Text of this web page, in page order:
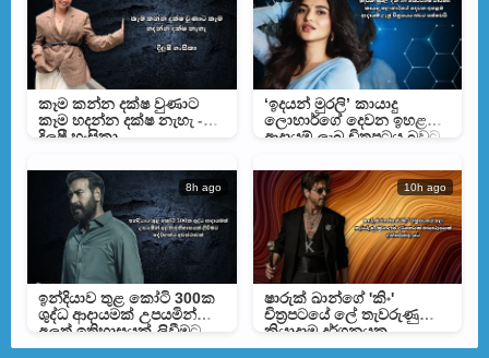
කෑම කන්න දක්ෂ වුණාට
කෑම හදන්න දක්ෂ නැහැ -
දිලුෂී හංසිකා
‘ඉදයන් මුරලි’ කායාදු
ලොහාර්ගේ දෙවන ඉහළම
ආදායම් ලැබූ චිත්‍රපටය බවට
8h ago
ඉන්දියාව තුළ කෝටි 300ක
ශුද්ධ ආදායමක් උපයමින්
අලුත් ඉතිහාසයක් ලිවීමට
දේව්ගන්ට අවස්ථාවක්
10h ago
ෂාරුක් ඛාන්ගේ 'කිං'
චිත්‍රපටයේ ලේ තැවරුණු
ක්‍රියාදාම දර්ශනයක
ඡායාරූපයක් අන්තර්ජාලයට